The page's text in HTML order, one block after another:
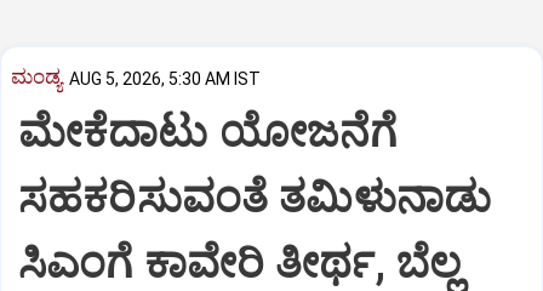
ಮಂಡ್ಯ AUG 5, 2026, 5:30 AM IST
ಮೇಕೆದಾಟು ಯೋಜನೆಗೆ
ಸಹಕರಿಸುವಂತೆ ತಮಿಳುನಾಡು
ಸಿಎಂಗೆ ಕಾವೇರಿ ತೀರ್ಥ, ಬೆಲ್ಲ